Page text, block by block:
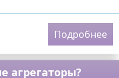
Подробнее
агрегаторы?